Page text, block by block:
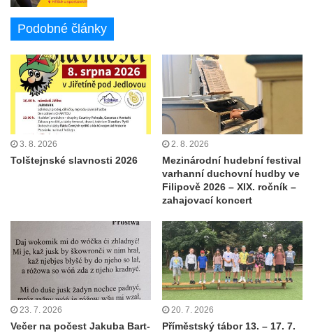
Podobné články
3. 8. 2026
Tolštejnské slavnosti 2026
2. 8. 2026
Mezinárodní hudební festival
varhanní duchovní hudby ve
Filipově 2026 – XIX. ročník –
zahajovací koncert
23. 7. 2026
Večer na počest Jakuba Bart-
20. 7. 2026
Příměstský tábor 13. – 17. 7.